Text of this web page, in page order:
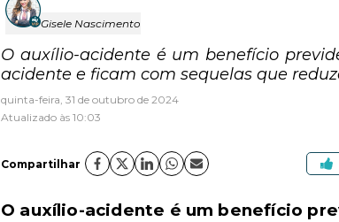
Gisele Nascimento
O auxílio-acidente é um benefício
acidente e ficam com sequelas que
quinta-feira, 31 de outubro de 2024
Atualizado às 10:03
Compartilhar
O auxílio-acidente é um benefício